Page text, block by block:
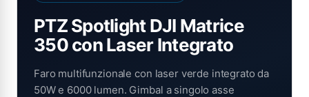
PTZ Spotlight DJI Matrice
350 con Laser Integrato
Faro multifunzionale con laser verde integrato da
50W e 6000 lumen. Gimbal a singolo asse